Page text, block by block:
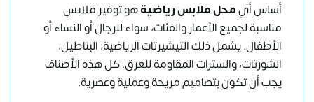
أساس أيمحل ملابس رياضيةهو توفير ملابس
مناسبة لجميع الأعمار والفئات، سواء للرجال أو النساء أو
الأطفال. يشمل ذلك التيشيرتات الرياضية، البناطيل،
الشورتات، والسترات المقاومة للعرق. كل هذه الأصناف
يجب أن تكون بتصاميم مريحة وعملية وعصرية.